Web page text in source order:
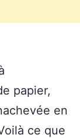
papier,
en
ce que